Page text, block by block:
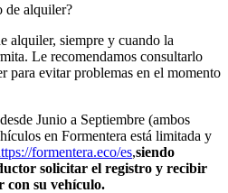
de alquiler?
alquiler, siempre y cuando la
Le recomendamos consultarlo
para evitar problemas en el momento
Junio a Septiembre (ambos
en Formentera está limitada y
formentera.eco/es,siendo
solicitar el registro y recibir
con su vehículo.